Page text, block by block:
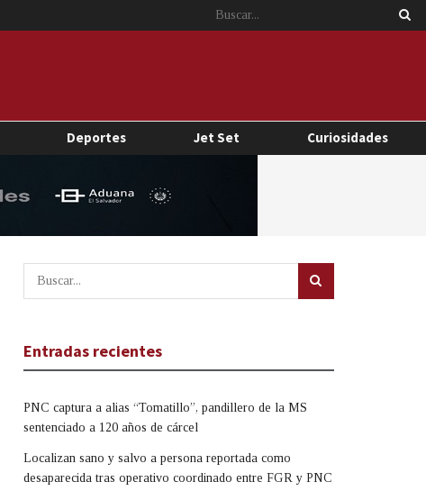
Deportes Jet Set Curiosidades
Entradas recientes
PNC captura a alias “Tomatillo”, pandillero de la MS
sentenciado a 120 años de cárcel
Localizan sano y salvo a persona reportada como
desaparecida tras operativo coordinado entre FGR y PNC